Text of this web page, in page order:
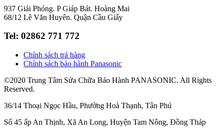
937 Giải Phóng. P Giáp Bát. Hoàng Mai
68/12 Lê Văn Huyên. Quận Cầu Giấy
Tel: 02862 771 772
Chính sách trả hàng
Chính sách bảo hành Panasonic
©2020 Trung Tâm Sửa Chữa Bảo Hành PANASONIC. All Rights
Reserved.
36/14 Thoại Ngọc Hầu, Phường Hoà Thạnh, Tân Phú
Số 45 ấp An Thịnh, Xã An Long, Huyện Tam Nông, Đồng Tháp